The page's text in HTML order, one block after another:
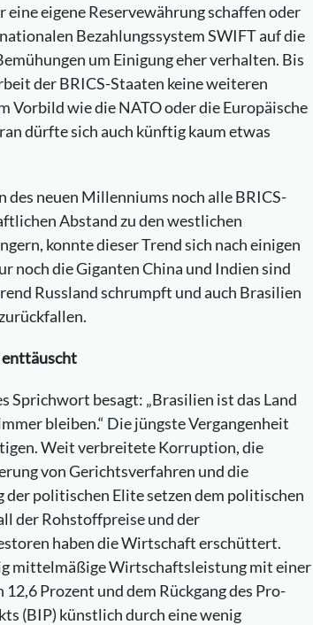
eigene Reservewährung schaffen oder
Bezahlungssystem SWIFT auf die
um Einigung eher verhalten. Bis
der BRICS-Staaten keine weiteren
Vorbild wie die NATO oder die Europäische
dürfte sich auch künftig kaum etwas
des neuen Millenniums noch alle BRICS-
Abstand zu den westlichen
konnte dieser Trend sich nach einigen
noch die Giganten China und Indien sind
Russland schrumpft und auch Brasilien
Sprichwort besagt: „Brasilien ist das Land
bleiben.“ Die jüngste Vergangenheit
Weit verbreitete Korruption, die
von Gerichtsverfahren und die
der politischen Elite setzen dem politischen
der Rohstoffpreise und der
haben die Wirtschaft erschüttert.
mittelmäßige Wirtschaftsleistung mit einer
Prozent und dem Rückgang des Pro-
(BIP) künstlich durch eine wenig